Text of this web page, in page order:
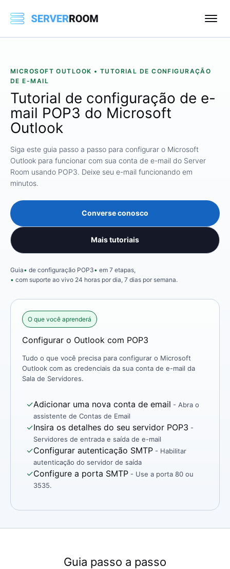
MICROSOFT OUTLOOK • TUTORIAL DE CONFIGURAÇÃO
DE E-MAIL
Tutorial de configuração de e-
mail POP3 do Microsoft
Outlook
Siga este guia passo a passo para configurar o Microsoft
Outlook para funcionar com sua conta de e-mail do Server
Room usando POP3. Deixe seu e-mail funcionando em
minutos.
Converse conosco
Mais tutoriais
Guia de configuração POP3
em 7 etapas,
com suporte ao vivo 24 horas por dia, 7 dias por semana.
O que você aprenderá
Configurar o Outlook com POP3
Tudo o que você precisa para configurar o Microsoft
Outlook com as credenciais da sua conta de e-mail da
Sala de Servidores.
✓Adicionar uma nova conta de email - Abra o
assistente de Contas de Email
✓Insira os detalhes do seu servidor POP3 -
Servidores de entrada e saída de e-mail
✓Configurar autenticação SMTP - Habilitar
autenticação do servidor de saída
✓Configure a porta SMTP - Use a porta 80 ou
3535.
Guia passo a passo